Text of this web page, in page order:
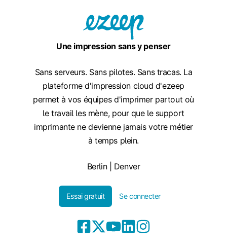
Une impression sans y penser
Sans serveurs. Sans pilotes. Sans tracas. La
plateforme d'impression cloud d'ezeep
permet à vos équipes d'imprimer partout où
le travail les mène, pour que le support
imprimante ne devienne jamais votre métier
à temps plein.
Berlin | Denver
Essai gratuit Se connecter